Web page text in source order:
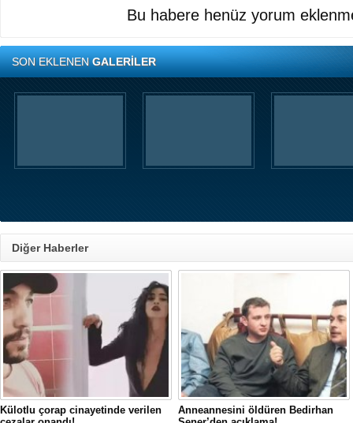
Bu habere henüz yorum
SON EKLENENGALERİLER
Diğer Haberler
Külotlu çorap cinayetinde verilen
Anneannesini öldüren Bedirhan